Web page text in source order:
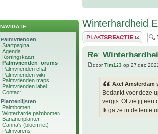
NAVIGATIE
Palmvrienden
Startpagina
Agenda
Kortingskaart
Palmvrienden forums
Palmvrienden chat
Palmvrienden wiki
Palmvrienden maps
Palmvrienden label
Contact
Plantenlijsten
Palmbomen
Winterharde palmbomen
Bananenplanten
Canna's (bloemriet)
Palmvarens
Winterhardheid
Plaats een reactie
Re:
doorTim123 op 27 dec
Axel Amsterdam
Bedankt voor deze
vergis. Of zie jij een
Ik ga ze in de lente